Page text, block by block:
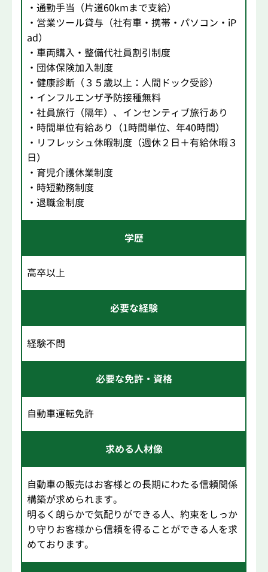
・通勤手当（片道60kmまで支給）
・営業ツール貸与（社有車・携帯・パソコン・iP
ad）
・車両購入・整備代社員割引制度
・団体保険加入制度
・健康診断（３５歳以上：人間ドック受診）
・インフルエンザ予防接種無料
・社員旅行（隔年）、インセンティブ旅行あり
・時間単位有給あり（1時間単位、年40時間）
・リフレッシュ休暇制度（週休２日＋有給休暇３
日）
・育児介護休業制度
・時短勤務制度
・退職金制度
学歴
高卒以上
必要な経験
経験不問
必要な免許・資格
自動車運転免許
求める人材像
自動車の販売はお客様との長期にわたる信頼関係
構築が求められます。
明るく朗らかで気配りができる人、約束をしっか
り守りお客様から信頼を得ることができる人を求
めております。